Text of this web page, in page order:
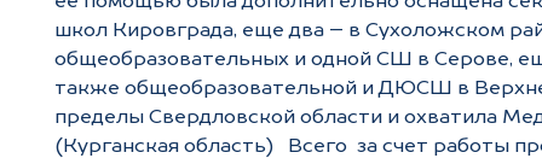
школ Кировграда, еще два – в Сухоложском
общеобразовательных и одной СШ в Серове,
также общеобразовательной и ДЮСШ в
пределы Свердловской области и охватила
(Курганская область) Всего за счет работы